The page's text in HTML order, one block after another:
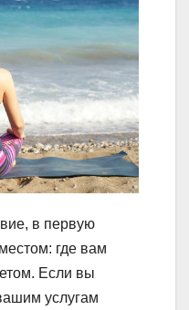
в первую
где вам
Если вы
услугам